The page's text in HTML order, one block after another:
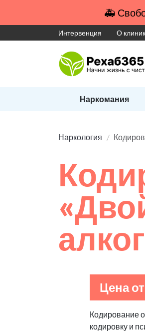
🚑
Интервенция О
Наркомания
Наркология
Цена
Кодирование
кодировку и